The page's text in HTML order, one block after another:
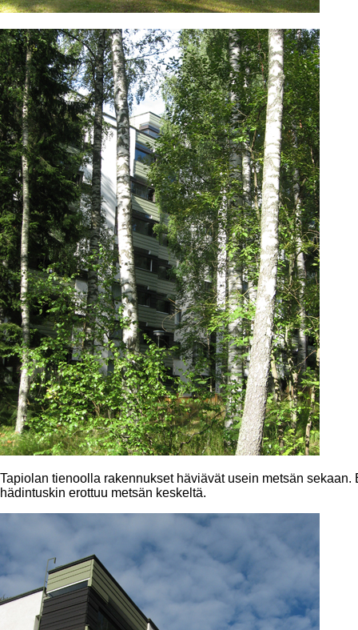
Tapiolan tienoolla rakennukset häviävät usein metsän
hädintuskin erottuu metsän keskeltä.